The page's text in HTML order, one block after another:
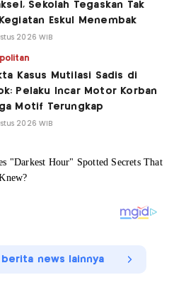
Sekolah Tegaskan Tak
Eskul Menembak
2026 WIB
Kasus Mutilasi Sadis di
Pelaku Incar Motor Korban
Motif Terungkap
2026 WIB
berita news lainnya